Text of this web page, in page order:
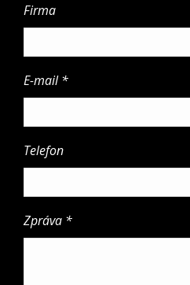
Firma
E-mail *
Telefon
Zpráva *